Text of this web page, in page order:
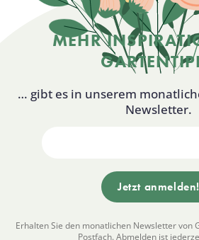
MEHR
… gibt es in unserem
Newsletter.
Erhalten Sie den monatlichen Newsletter von
Postfach. Abmelden ist